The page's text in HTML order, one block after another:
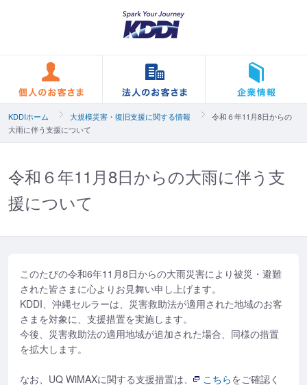
個人のお客さま 法人のお客さま
KDDIホーム 大規模災害・復旧支援に関する情報
令和６年11月8日からの
大雨に伴う支援について
令和６年11月8日からの大雨に伴う支
援について
このたびの令和6年11月8日からの大雨災害により被災・避難
された皆さまに心よりお見舞い申し上げます。
KDDI、沖縄セルラーは、災害救助法が適用された地域のお客
さまを対象に、支援措置を実施します。
今後、災害救助法の適用地域が追加された場合、同様の措置
を拡大します。
なお、UQ WiMAXに関する支援措置は、 こちらをご確認く